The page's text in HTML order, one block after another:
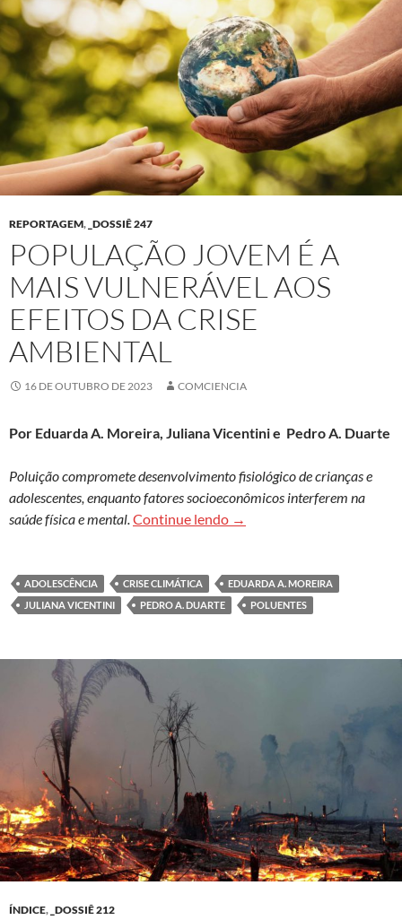
REPORTAGEM, _DOSSIÊ 247
POPULAÇÃO JOVEM É A
MAIS VULNERÁVEL AOS
EFEITOS DA CRISE
AMBIENTAL
16 DE OUTUBRO DE 2023 COMCIENCIA
Por Eduarda A. Moreira, Juliana Vicentini e Pedro A. Duarte
Poluição compromete desenvolvimento fisiológico de crianças e
adolescentes, enquanto fatores socioeconômicos interferem na
saúde física e mental.Continue lendo População jovem é a mais
→
ADOLESCÊNCIA CRISE CLIMÁTICA
EDUARDA A. MOREIRA
JULIANA VICENTINI
PEDRO A. DUARTE POLUENTES
ÍNDICE, _DOSSIÊ 212